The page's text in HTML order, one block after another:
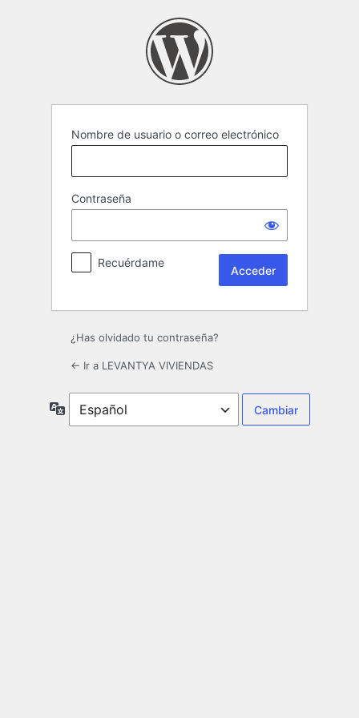
Nombre de usuario o correo electrónico
Contraseña
Recuérdame
¿Has olvidado tu contraseña?
← Ir a LEVANTYA VIVIENDAS
Idioma